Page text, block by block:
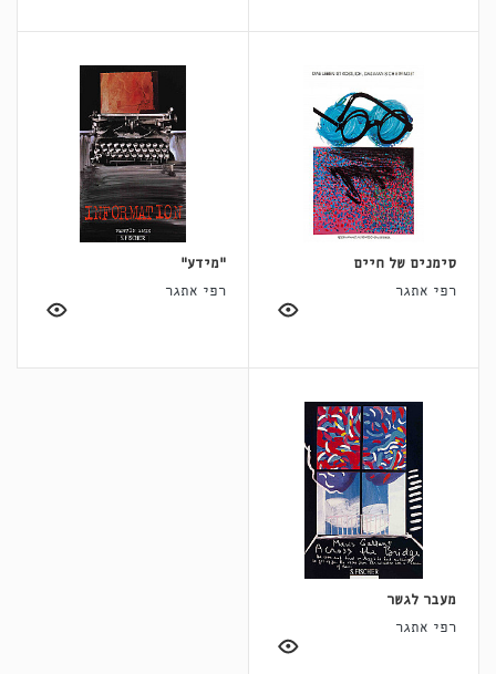
סימנים של חיים
רפי אתגר
"מידע"
רפי אתגר
מעבר לגשר
רפי אתגר